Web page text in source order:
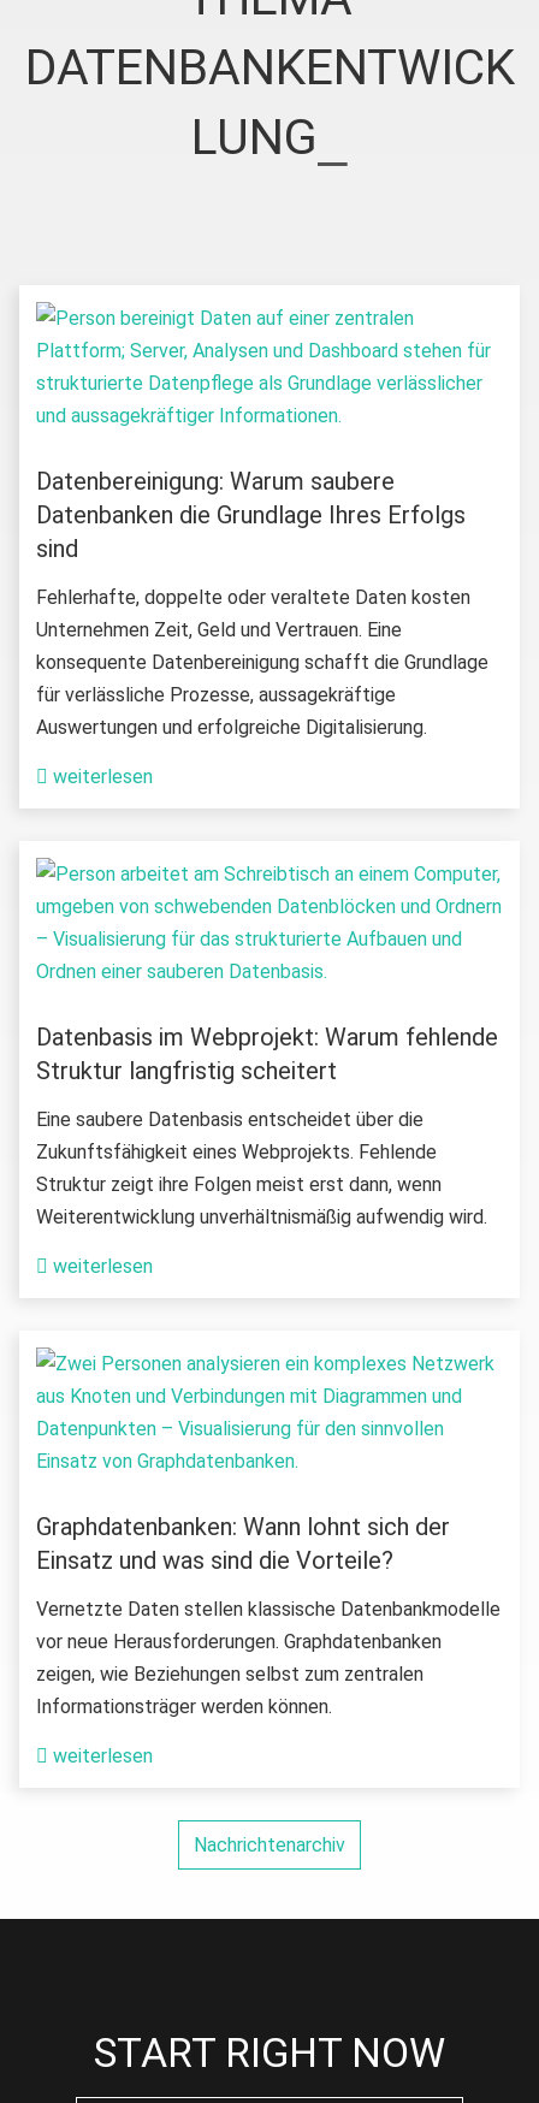
DATENBANKENTWICK
LUNG
Datenbereinigung: Warum saubere
Datenbanken die Grundlage Ihres Erfolgs
sind
Fehlerhafte, doppelte oder veraltete Daten kosten
Unternehmen Zeit, Geld und Vertrauen. Eine
konsequente Datenbereinigung schafft die Grundlage
für verlässliche Prozesse, aussagekräftige
Auswertungen und erfolgreiche Digitalisierung.
weiterlesen
Datenbasis im Webprojekt: Warum fehlende
Struktur langfristig scheitert
Eine saubere Datenbasis entscheidet über die
Zukunftsfähigkeit eines Webprojekts. Fehlende
Struktur zeigt ihre Folgen meist erst dann, wenn
Weiterentwicklung unverhältnismäßig aufwendig wird.
weiterlesen
Graphdatenbanken: Wann lohnt sich der
Einsatz und was sind die Vorteile?
Vernetzte Daten stellen klassische Datenbankmodelle
vor neue Herausforderungen. Graphdatenbanken
zeigen, wie Beziehungen selbst zum zentralen
Informationsträger werden können.
weiterlesen
Nachrichtenarchiv
START RIGHT NOW